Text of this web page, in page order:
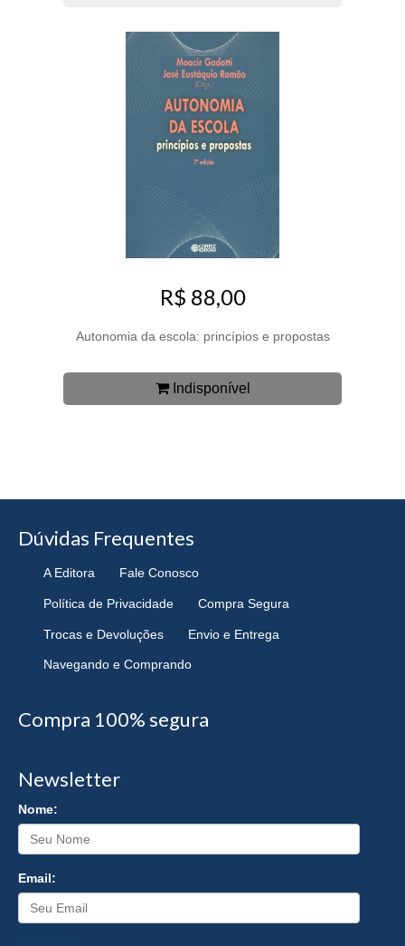
R$ 88,00
Autonomia da escola: princípios e propostas
Indisponível
Dúvidas Frequentes
A Editora Fale Conosco
Política de Privacidade Compra Segura
Trocas e Devoluções Envio e Entrega
Navegando e Comprando
Compra 100% segura
Newsletter
Nome:
Email: